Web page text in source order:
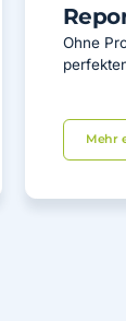
Ohne
Mehr